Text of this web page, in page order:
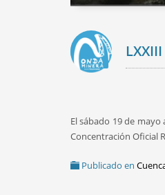
El sábado 19 de
Concentración Oficial
Publicado en